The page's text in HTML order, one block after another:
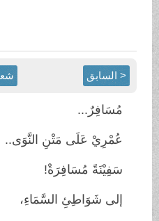
< السابق شعر
مُسَافِرٌ...
عُمْرِيْ عَلَى مَتْنِ النَّوَى..
سَفِيْنَةً مُسَافِرَةْ!
إلى شَوَاطِئِ السَّمَاءِ،